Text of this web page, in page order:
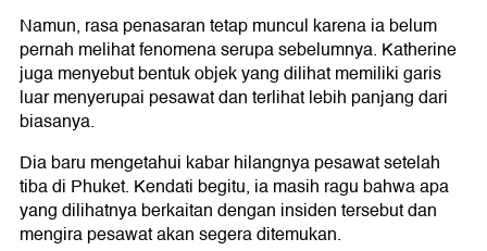
Namun, rasa penasaran tetap muncul karena ia belum
pernah melihat fenomena serupa sebelumnya. Katherine
juga menyebut bentuk objek yang dilihat memiliki garis
luar menyerupai pesawat dan terlihat lebih panjang dari
biasanya.
Dia baru mengetahui kabar hilangnya pesawat setelah
tiba di Phuket. Kendati begitu, ia masih ragu bahwa apa
yang dilihatnya berkaitan dengan insiden tersebut dan
mengira pesawat akan segera ditemukan.